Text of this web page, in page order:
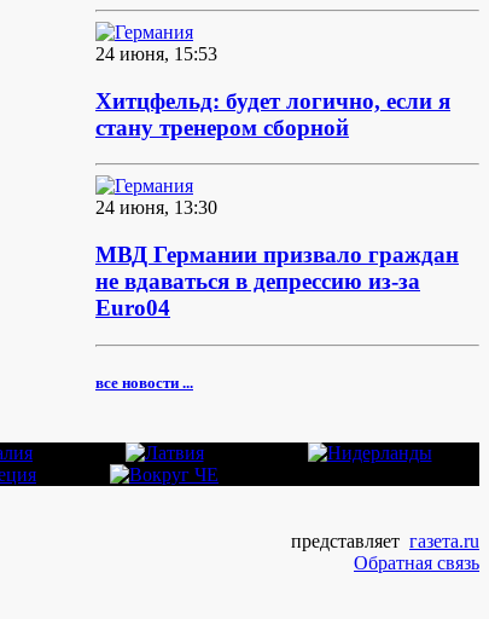
24 июня, 15:53
Хитцфельд: будет логично, если я
стану тренером сборной
24 июня, 13:30
МВД Германии призвало граждан
не вдаваться в депрессию из-за
Euro04
все новости ...
представляет газета.ru
Обратная связь